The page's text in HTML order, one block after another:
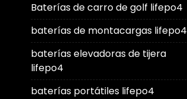
Baterías de carro de golf lifepo4
baterías de montacargas lifepo4
baterías elevadoras de tijera
lifepo4
baterías portátiles lifepo4